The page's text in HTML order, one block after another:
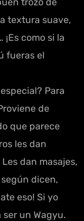
textura suave,
como si la
fueras el
Para
de
que parece
les dan
dan masajes,
dicen,
eso! Si yo
un Wagyu.